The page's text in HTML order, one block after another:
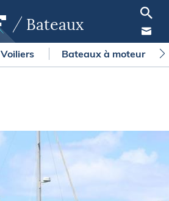
Bateaux
Voiliers Bateaux à moteur